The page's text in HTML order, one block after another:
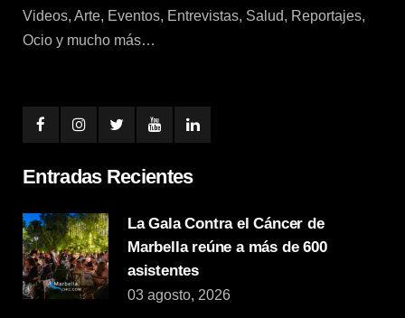
Videos, Arte, Eventos, Entrevistas, Salud, Reportajes,
Ocio y mucho más…
Entradas Recientes
La Gala Contra el Cáncer de
Marbella reúne a más de 600
asistentes
03 agosto, 2026